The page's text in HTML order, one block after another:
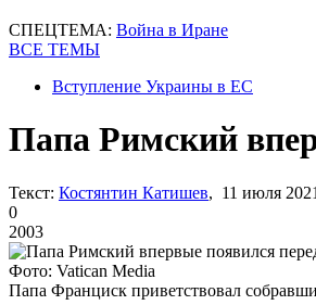
СПЕЦТЕМА: Война в Иране
ВСЕ ТЕМЫ
Вступление Украины в ЕС
Папа Римский
Текст: Костянтин Катишев, 11 июля
0
2003
Фото: Vatican Media
Папа Франциск приветствовал